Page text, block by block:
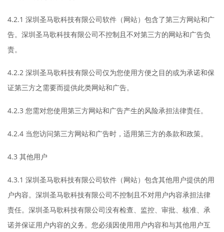
4.2.1 深圳圣马歌科技有限公司软件（网站）包含了第三方网站和广
告。深圳圣马歌科技有限公司不控制且不对第三方的网站和广告负
责。
4.2.2 深圳圣马歌科技有限公司仅为您使用方便之目的或为承诺和保
证第三方之需要而提供此类网站和广告。
4.2.3 您需对您使用第三方网站和广告产生的风险承担法律责任。
4.2.4 当您访问第三方网站和广告时，适用第三方的条款和政策。
4.3 其他用户
4.3.1 深圳圣马歌科技有限公司软件（网站）包含其他用户提供的用
户内容。深圳圣马歌科技有限公司不控制且不对用户内容承担法律
责任。深圳圣马歌科技有限公司没有检查、监控、审批、核准、承
诺并保证用户内容的义务。您必须因使用用户内容和与其他用户互